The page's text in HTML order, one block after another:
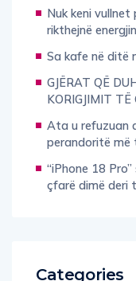
Nuk keni
rikthejnë
Sa kafe në ditë
GJËRAT QË
KORIGJIMIT
Ata u refuzuan
perandoritë më
“iPhone 18
çfarë dimë deri
Categories